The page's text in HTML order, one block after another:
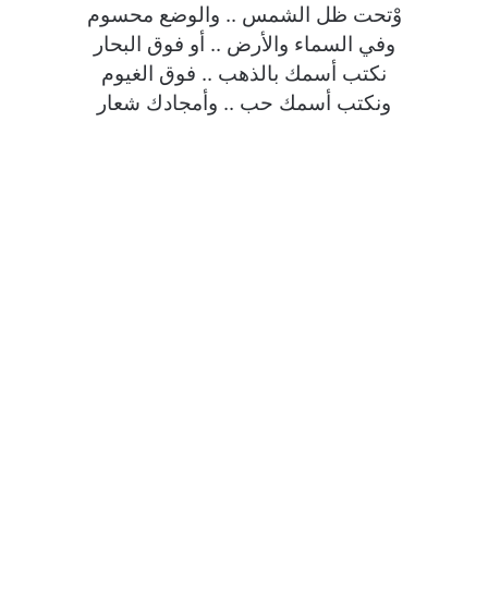
وْتحت ظل الشمس .. والوضع محسوم
وفي السماء والأرض .. أو فوق البحار
نكتب أسمك بالذهب .. فوق الغيوم
ونكتب أسمك حب .. وأمجادك شعار